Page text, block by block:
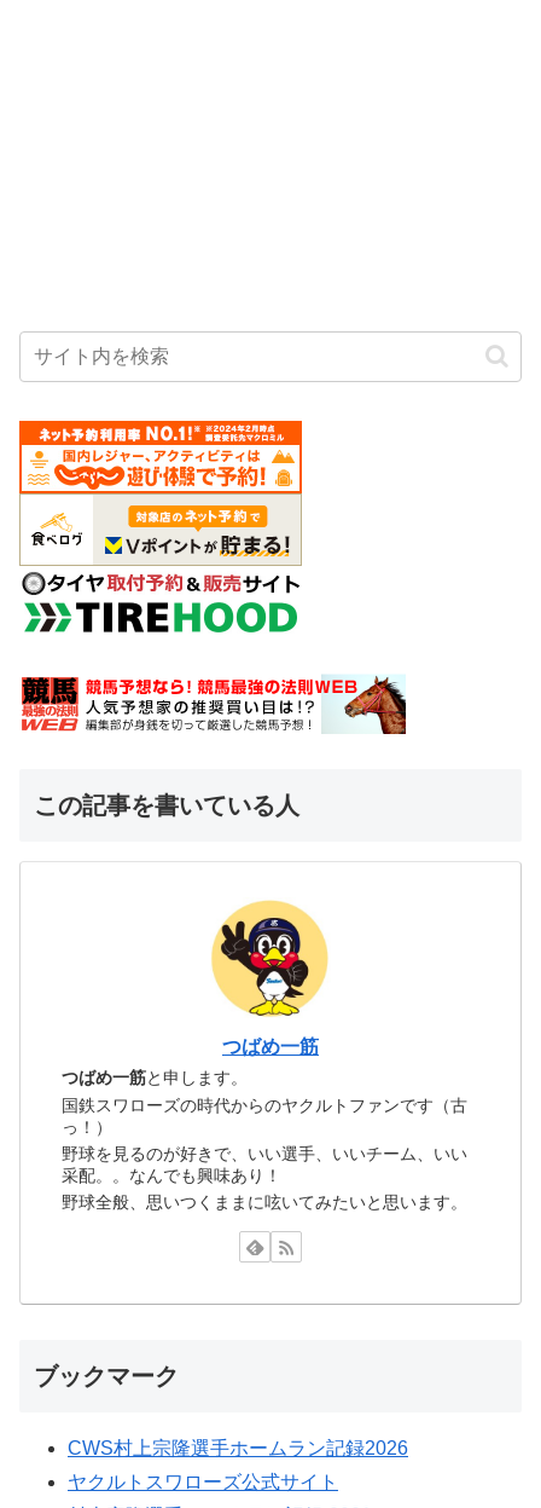
この記事を書いている人
つばめ一筋
つばめ一筋と申します。
国鉄スワローズの時代からのヤクルトファンです（古
っ！）
野球を見るのが好きで、いい選手、いいチーム、いい
采配。。なんでも興味あり！
野球全般、思いつくままに呟いてみたいと思います。
ブックマーク
CWS村上宗隆選手ホームラン記録2026
ヤクルトスワローズ公式サイト